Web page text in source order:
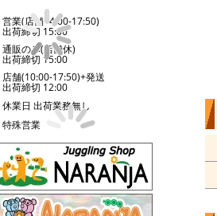
営業(店舗14:00-17:50)
出荷締切 15:00
通販のみ(店舗休)
出荷締切 15:00
店舗(10:00-17:50)+発送
出荷締切 12:00
休業日 出荷業務無し
特殊営業